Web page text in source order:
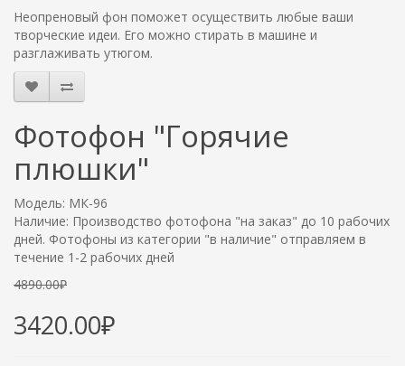
Неопреновый фон поможет осуществить любые ваши
творческие идеи. Его можно стирать в машине и
разглаживать утюгом.
Фотофон "Горячие
плюшки"
Модель: МК-96
Наличие: Производство фотофона "на заказ" до 10 рабочих
дней. Фотофоны из категории "в наличие" отправляем в
течение 1-2 рабочих дней
4890.00₽
3420.00₽